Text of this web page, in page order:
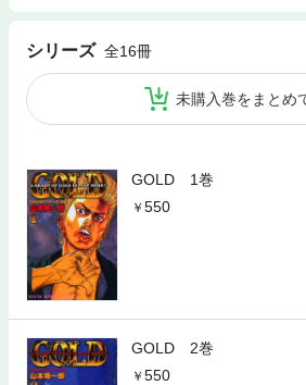
シリーズ 全16冊
未購入巻をまとめ
GOLD 1巻
550
GOLD 2巻
550